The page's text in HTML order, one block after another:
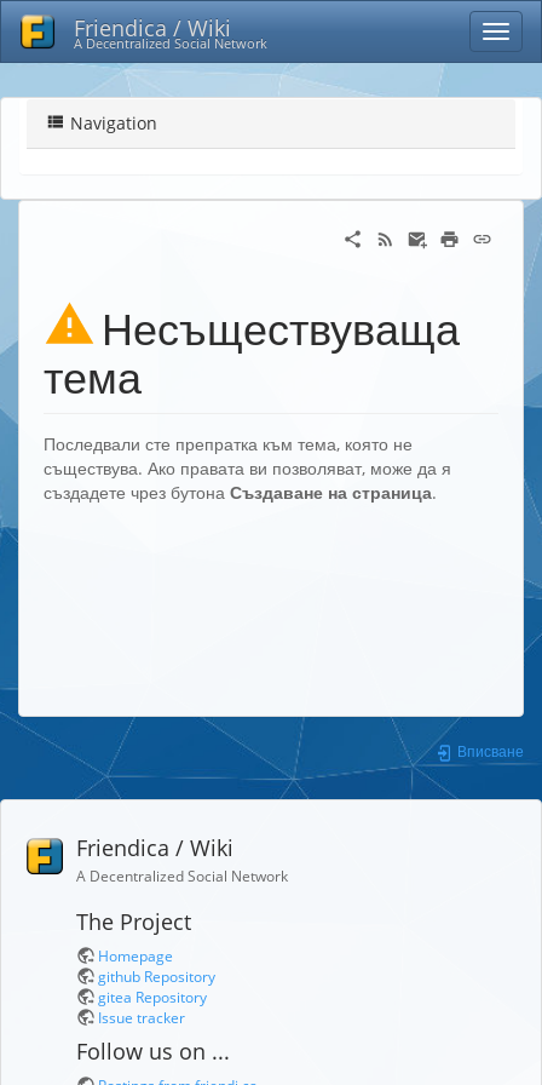
Friendica / Wiki
A Decentralized Social Network
Navigation
Несъществуваща
тема
Последвали сте препратка към тема, която не
съществува. Ако правата ви позволяват, може да я
създадете чрез бутона Създаване на страница.
Вписване
Friendica / Wiki
A Decentralized Social Network
The Project
Homepage
github Repository
gitea Repository
Issue tracker
Follow us on ...